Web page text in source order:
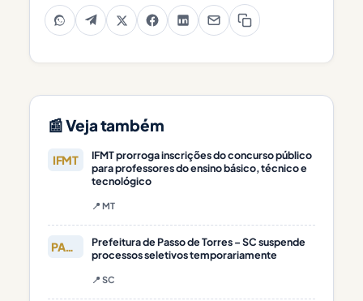
📰 Veja também
IFMT
IFMT prorroga inscrições do concurso público
para professores do ensino básico, técnico e
tecnológico
📍 MT
PASSO DE
Prefeitura de Passo de Torres – SC suspende
processos seletivos temporariamente
📍 SC